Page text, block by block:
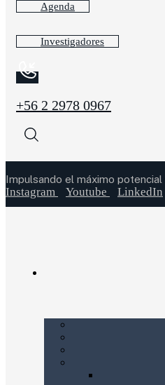
Agenda
Investigadores
+56 2 2978 0967
Impulsando el máximo
Instagram Youtube LinkedIn